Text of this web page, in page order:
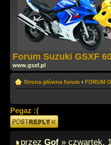
Forum Suzuki GSXF
www.gsxf.pl
Strona główna forum ‹ FORUM
Pegaz :(
Odpowiedz
przez Gof » czwartek,